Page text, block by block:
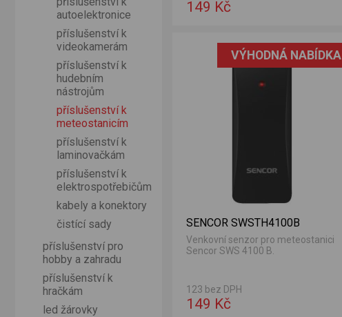
149 Kč
VÝHODNÁ NABÍDKA
SENCOR SWSTH4100B
Venkovní senzor pro meteostanici
Sencor SWS 4100 B.
123 bez DPH
149 Kč
9898-12500-16600
autoelektronice
příslušenství k
videokamerám
příslušenství k
hudebním
nástrojům
příslušenství k
meteostanicím
příslušenství k
laminovačkám
příslušenství k
elektrospotřebičům
kabely a konektory
čistící sady
příslušenství pro
hobby a zahradu
příslušenství k
hračkám
led žárovky